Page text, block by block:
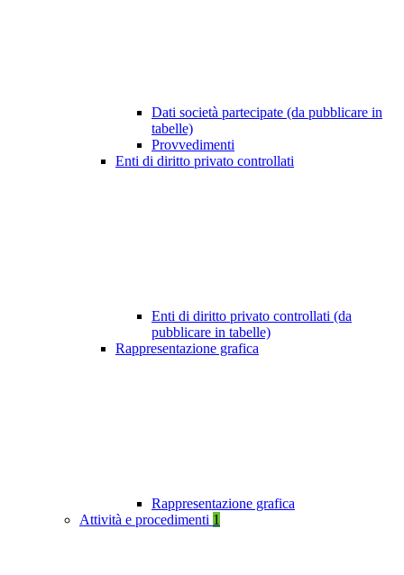
Dati società partecipate (da pubblicare in
tabelle)
Provvedimenti
Enti di diritto privato controllati
Enti di diritto privato controllati (da
pubblicare in tabelle)
Rappresentazione grafica
Rappresentazione grafica
Attività e procedimenti 1